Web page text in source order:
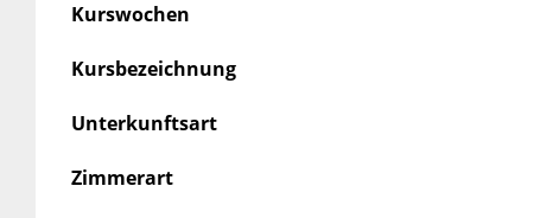
Kurswochen
Kursbezeichnung
Unterkunftsart
Zimmerart